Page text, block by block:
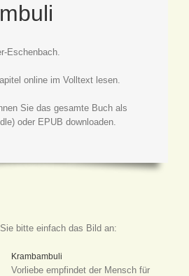
Eschenbach.
online im Volltext lesen.
Sie das gesamte Buch als
oder EPUB downloaden.
bitte einfach das Bild an:
Krambambuli
Vorliebe empfindet der Mensch für